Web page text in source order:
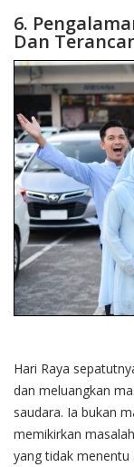
6.
Dan
Hari Raya
dan meluangkan
saudara. Ia bukan
memikirkan
yang tidak